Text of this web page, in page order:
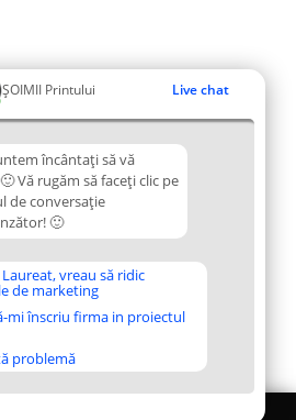
ŞOIMII Printului Live chat
încântați să vă
Vă rugăm să faceți clic pe
de conversație
🙂
vreau să ridic
de marketing
mi înscriu firma in proiectul
problemă